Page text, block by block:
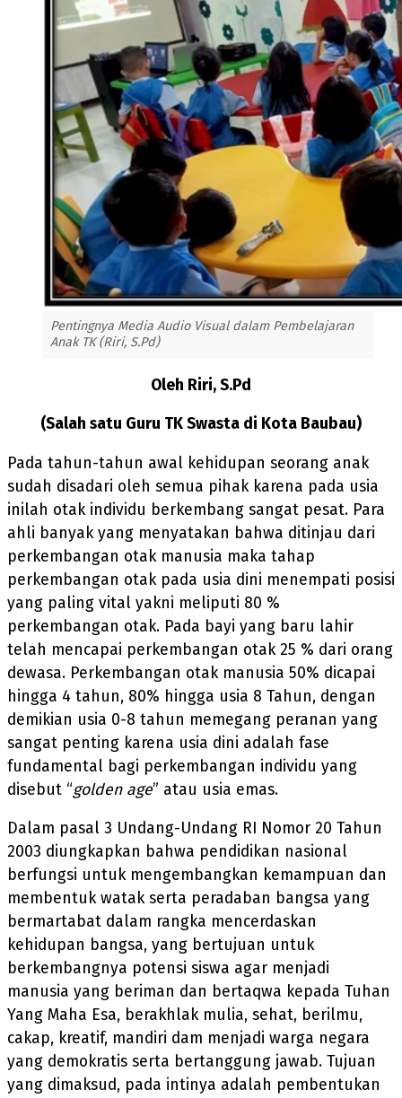
Pentingnya Media Audio Visual dalam Pembelajaran
Anak TK (Riri, S.Pd)
Oleh Riri, S.Pd
(Salah satu Guru TK Swasta di Kota Baubau)
Pada tahun-tahun awal kehidupan seorang anak
sudah disadari oleh semua pihak karena pada usia
inilah otak individu berkembang sangat pesat. Para
ahli banyak yang menyatakan bahwa ditinjau dari
perkembangan otak manusia maka tahap
perkembangan otak pada usia dini menempati posisi
yang paling vital yakni meliputi 80 %
perkembangan otak. Pada bayi yang baru lahir
telah mencapai perkembangan otak 25 % dari orang
dewasa. Perkembangan otak manusia 50% dicapai
hingga 4 tahun, 80% hingga usia 8 Tahun, dengan
demikian usia 0-8 tahun memegang peranan yang
sangat penting karena usia dini adalah fase
fundamental bagi perkembangan individu yang
disebut “golden age” atau usia emas.
Dalam pasal 3 Undang-Undang RI Nomor 20 Tahun
2003 diungkapkan bahwa pendidikan nasional
berfungsi untuk mengembangkan kemampuan dan
membentuk watak serta peradaban bangsa yang
bermartabat dalam rangka mencerdaskan
kehidupan bangsa, yang bertujuan untuk
berkembangnya potensi siswa agar menjadi
manusia yang beriman dan bertaqwa kepada Tuhan
Yang Maha Esa, berakhlak mulia, sehat, berilmu,
cakap, kreatif, mandiri dam menjadi warga negara
yang demokratis serta bertanggung jawab. Tujuan
yang dimaksud, pada intinya adalah pembentukan